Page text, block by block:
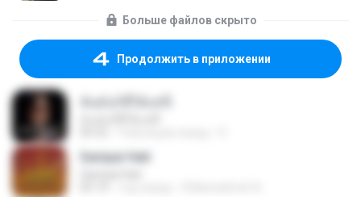
Больше файлов скрыто
Продолжить в приложении
Sampai Hati